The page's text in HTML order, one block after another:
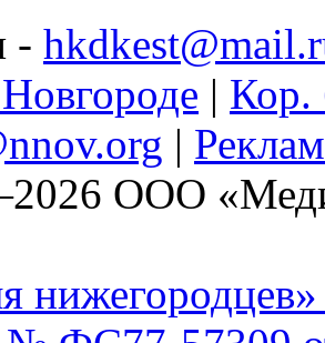
-
| Кор.
|
ООО
нижегородцев»